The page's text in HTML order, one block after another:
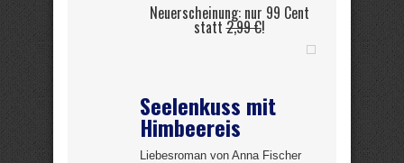
Neuerscheinung: nur 99 Cent
statt2,99 €!
Seelenkuss mit
Himbeereis
Liebesroman von Anna Fischer